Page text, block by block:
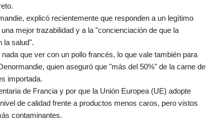
explicó recientemente que responden a un legítimo
mejor trazabilidad y a la "concienciación de que la
la salud".
que ver con un pollo francés, lo que vale también para
quien aseguró que "más del 50%" de la carne de
importada.
de Francia y por que la Unión Europea (UE) adopte
de calidad frente a productos menos caros, pero vistos
contaminantes.